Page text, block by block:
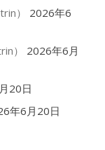
）
2026年6
）
2026年6月
20日
年6月20日